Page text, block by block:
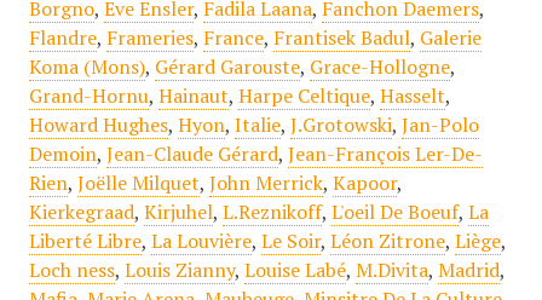
Borgno, Eve Ensler, Fadila Laana, Fanchon Daemers,
Flandre, Frameries, France, Frantisek Badul, Galerie
Koma (Mons), Gérard Garouste, Grace-Hollogne,
Grand-Hornu, Hainaut, Harpe Celtique, Hasselt,
Howard Hughes, Hyon, Italie, J.Grotowski, Jan-Polo
Demoin, Jean-Claude Gérard, Jean-François Ler-De-
Rien, Joëlle Milquet, John Merrick, Kapoor,
Kierkegraad, Kirjuhel, L.Reznikoff, L'oeil De Boeuf, La
Liberté Libre, La Louvière, Le Soir, Léon Zitrone, Liège,
Loch ness, Louis Zianny, Louise Labé, M.Divita, Madrid,